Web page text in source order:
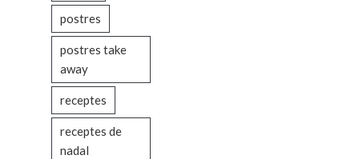
postres
postres take
away
receptes
receptes de
nadal